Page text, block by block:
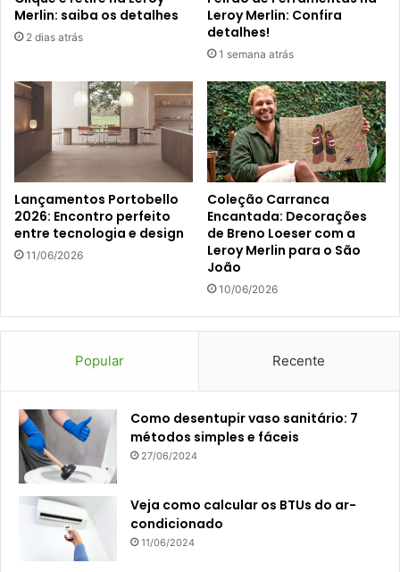
Merlin: saiba os detalhes
2 dias atrás
Leroy Merlin: Confira
detalhes!
1 semana atrás
Lançamentos Portobello
2026: Encontro perfeito
entre tecnologia e design
11/06/2026
Coleção Carranca
Encantada: Decorações
de Breno Loeser com a
Leroy Merlin para o São
João
10/06/2026
Popular Recente
Como desentupir vaso sanitário: 7
métodos simples e fáceis
27/06/2024
Veja como calcular os BTUs do ar-
condicionado
11/06/2024